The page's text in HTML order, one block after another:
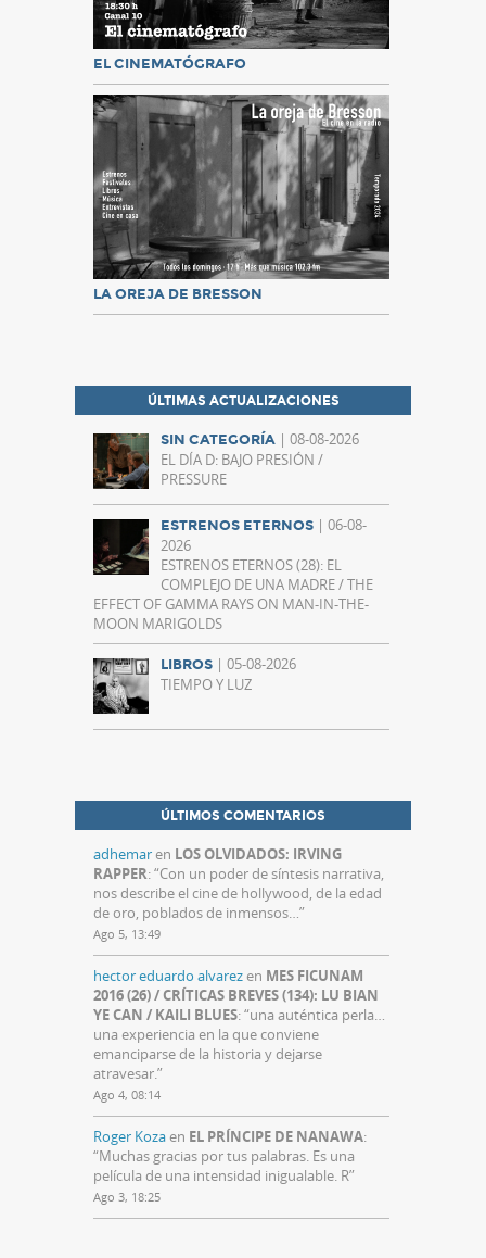
EL CINEMATÓGRAFO
LA OREJA DE BRESSON
ÚLTIMAS ACTUALIZACIONES
SIN CATEGORÍA | 08-08-2026
EL DÍA D: BAJO PRESIÓN /
PRESSURE
ESTRENOS ETERNOS | 06-08-
2026
ESTRENOS ETERNOS (28): EL
COMPLEJO DE UNA MADRE / THE
EFFECT OF GAMMA RAYS ON MAN-IN-THE-
MOON MARIGOLDS
LIBROS | 05-08-2026
TIEMPO Y LUZ
ÚLTIMOS COMENTARIOS
adhemaren LOS OLVIDADOS: IRVING
RAPPER: “Con un poder de síntesis narrativa,
nos describe el cine de hollywood, de la edad
de oro, poblados de inmensos…”
Ago 5, 13:49
hector eduardo alvarezen MES FICUNAM
2016 (26) / CRÍTICAS BREVES (134): LU BIAN
YE CAN / KAILI BLUES: “una auténtica perla…
una experiencia en la que conviene
emanciparse de la historia y dejarse
atravesar.”
Ago 4, 08:14
Roger Kozaen EL PRÍNCIPE DE NANAWA:
“Muchas gracias por tus palabras. Es una
película de una intensidad inigualable. R”
Ago 3, 18:25